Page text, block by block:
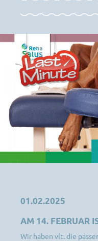
01.02.2025
AM 14. FEBRUAR
Wir haben vlt. die